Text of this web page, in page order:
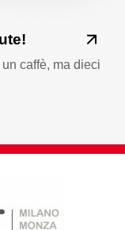
caffè, ma dieci